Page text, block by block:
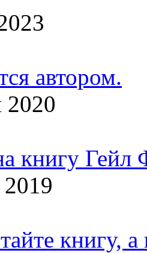
автором.
2020
книгу
книгу,